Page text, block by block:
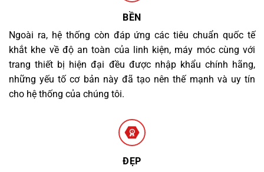
BỀN
Ngoài ra, hệ thống còn đáp ứng các tiêu chuẩn quốc tế
khắt khe về độ an toàn của linh kiện, máy móc cùng với
trang thiết bị hiện đại đều được nhập khẩu chính hãng,
những yếu tố cơ bản này đã tạo nên thế mạnh và uy tín
cho hệ thống của chúng tôi.
ĐẸP